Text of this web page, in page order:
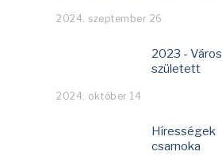
2024. szeptember 26
2023 - Város
született
2024. október 14
Hírességek
csarnoka